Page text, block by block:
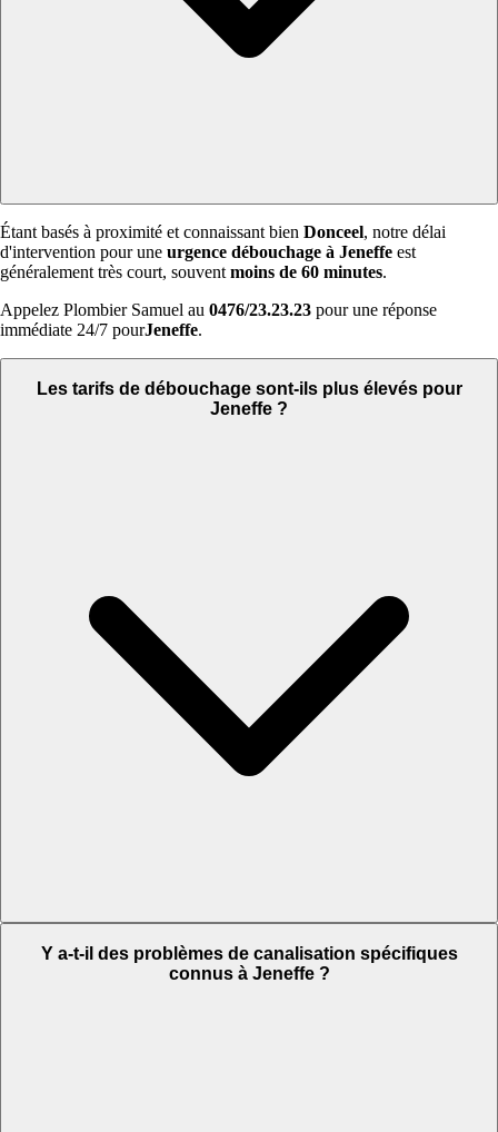
Étant basés à proximité et connaissant bien Donceel, notre délai
d'intervention pour une urgence débouchage à Jeneffe est
généralement très court, souvent moins de 60 minutes.
Appelez Plombier Samuel au 0476/23.23.23 pour une réponse
immédiate 24/7 pourJeneffe.
Les tarifs de débouchage sont-ils plus élevés pour
Jeneffe ?
Y a-t-il des problèmes de canalisation spécifiques
connus à Jeneffe ?